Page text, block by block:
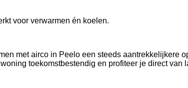
voor verwarmen én koelen.
met airco in Peelo een steeds aantrekkelijkere
toekomstbestendig en profiteer je direct van